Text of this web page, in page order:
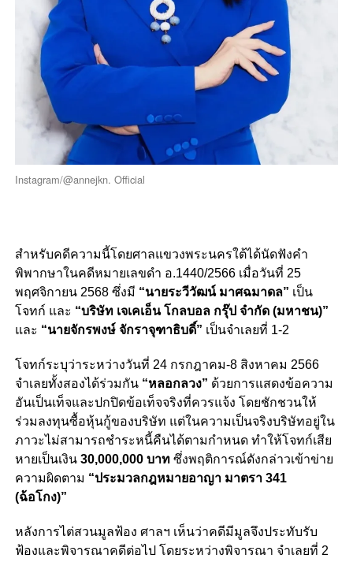
Instagram/@annejkn. Official
สำหรับคดีความนี้โดยศาลแขวงพระนครใต้ได้นัดฟังคำ
พิพากษาในคดีหมายเลขดำ อ.1440/2566 เมื่อวันที่ 25
พฤศจิกายน 2568 ซึ่งมี “นายระวีวัฒน์ มาศฉมาดล” เป็น
โจทก์ และ “บริษัท เจเคเอ็น โกลบอล กรุ๊ป จำกัด (มหาชน)”
และ “นายจักรพงษ์ จักราจุฑาธิบดิ์” เป็นจำเลยที่ 1-2
โจทก์ระบุว่าระหว่างวันที่ 24 กรกฎาคม-8 สิงหาคม 2566
จำเลยทั้งสองได้ร่วมกัน “หลอกลวง” ด้วยการแสดงข้อความ
อันเป็นเท็จและปกปิดข้อเท็จจริงที่ควรแจ้ง โดยชักชวนให้
ร่วมลงทุนซื้อหุ้นกู้ของบริษัท แต่ในความเป็นจริงบริษัทอยู่ใน
ภาวะไม่สามารถชำระหนี้คืนได้ตามกำหนด ทำให้โจทก์เสีย
หายเป็นเงิน 30,000,000 บาท ซึ่งพฤติการณ์ดังกล่าวเข้าข่าย
ความผิดตาม “ประมวลกฎหมายอาญา มาตรา 341
(ฉ้อโกง)”
หลังการไต่สวนมูลฟ้อง ศาลฯ เห็นว่าคดีมีมูลจึงประทับรับ
ฟ้องและพิจารณาคดีต่อไป โดยระหว่างพิจารณา จำเลยที่ 2